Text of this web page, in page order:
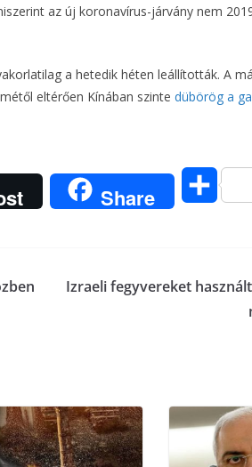
az új koronavírus-járvány nem
a hetedik héten leállították. A
eltérően Kínában szinte dübörög a
Share
O
z
g
Izraeli fegyvereket